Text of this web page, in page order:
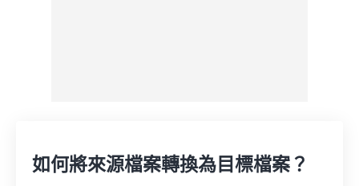
如何將來源檔案轉換為目標檔案？